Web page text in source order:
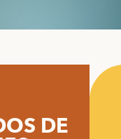
DE